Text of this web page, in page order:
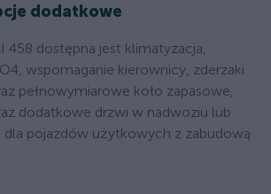
dodatkowe
458 dostępna jest klimatyzacja,
wspomaganie kierownicy, zderzaki
pełnowymiarowe koło zapasowe,
dodatkowe drzwi w nadwoziu lub
dla pojazdów użytkowych z zabudową